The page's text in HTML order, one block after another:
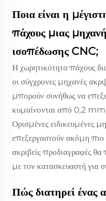
Ποια είναι η
πάχους μιας
ισοπέδωσης CNC;
Η χωρητικότητα πάχους
οι σύγχρονες μηχανές
μπορούν συνήθως να
κυμαίνονται από 0,2
Ορισμένες ειδικευμένες
επεξεργαστούν ακόμη πιο
ακριβείς προδιαγραφές θα
με τον κατασκευαστή για
Πώς διατηρεί ένας